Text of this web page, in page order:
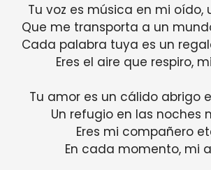
Tu voz es música en mi oído,
Que me transporta a un
Cada palabra tuya es un
Eres el aire que respiro,
Tu amor es un cálido abrigo
Un refugio en las noches
Eres mi compañero
En cada momento, mi